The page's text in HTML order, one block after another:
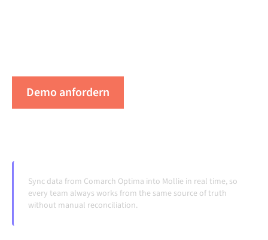
Demo anfordern
Sync data from Comarch Optima into Mollie in real time, so
every team always works from the same source of truth
without manual reconciliation.